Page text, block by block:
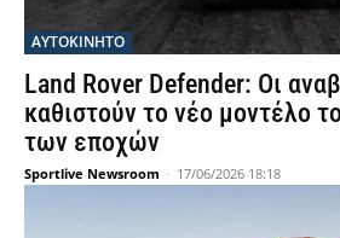
ΑΥΤΟΚΙΝΗΤΟ
Land Rover Defender: Οι
καθιστούν το νέο μοντέλο
των εποχών
Sportlive Newsroom - 17/06/2026 18:18